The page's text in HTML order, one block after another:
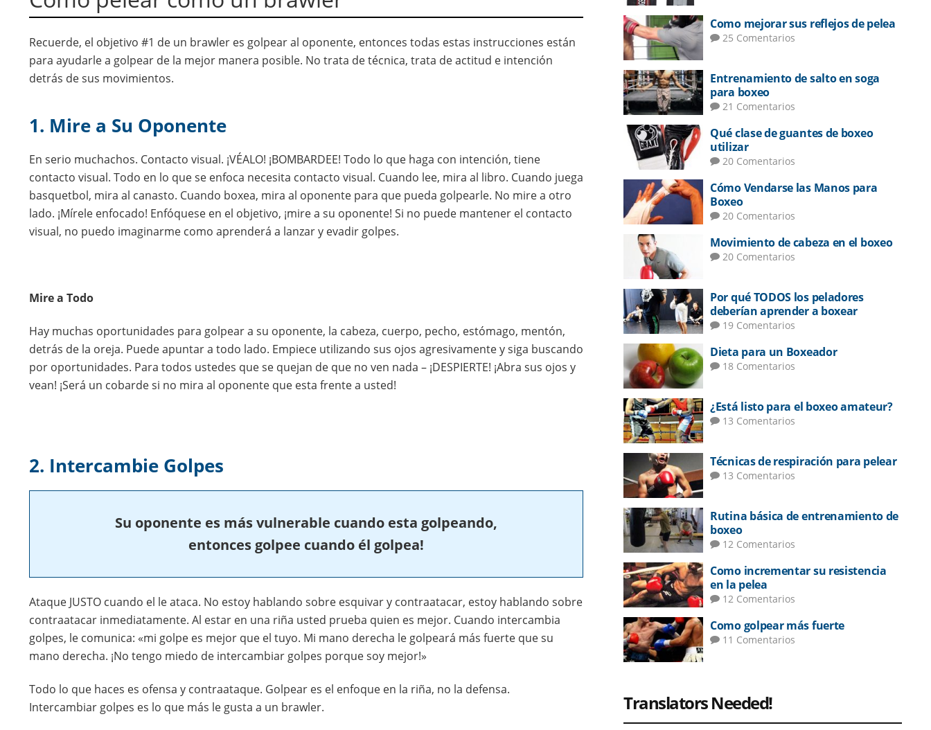
Recuerde, el objetivo #1 de un brawler es golpear al oponente, entonces todas estas instrucciones están
para ayudarle a golpear de la mejor manera posible. No trata de técnica, trata de actitud e intención
detrás de sus movimientos.
1. Mire a Su Oponente
En serio muchachos. Contacto visual. ¡VÉALO! ¡BOMBARDEE! Todo lo que haga con intención, tiene
contacto visual. Todo en lo que se enfoca necesita contacto visual. Cuando lee, mira al libro. Cuando juega
basquetbol, mira al canasto. Cuando boxea, mira al oponente para que pueda golpearle. No mire a otro
lado. ¡Mírele enfocado! Enfóquese en el objetivo, ¡mire a su oponente! Si no puede mantener el contacto
visual, no puedo imaginarme como aprenderá a lanzar y evadir golpes.
Mire a Todo
Hay muchas oportunidades para golpear a su oponente, la cabeza, cuerpo, pecho, estómago, mentón,
detrás de la oreja. Puede apuntar a todo lado. Empiece utilizando sus ojos agresivamente y siga buscando
por oportunidades. Para todos ustedes que se quejan de que no ven nada – ¡DESPIERTE! ¡Abra sus ojos y
vean! ¡Será un cobarde si no mira al oponente que esta frente a usted!
2. Intercambie Golpes
Su oponente es más vulnerable cuando esta golpeando,
entonces golpee cuando él golpea!
Ataque JUSTO cuando el le ataca. No estoy hablando sobre esquivar y contraatacar, estoy hablando sobre
contraatacar inmediatamente. Al estar en una riña usted prueba quien es mejor. Cuando intercambia
golpes, le comunica: «mi golpe es mejor que el tuyo. Mi mano derecha le golpeará más fuerte que su
mano derecha. ¡No tengo miedo de intercambiar golpes porque soy mejor!»
Todo lo que haces es ofensa y contraataque. Golpear es el enfoque en la riña, no la defensa.
Intercambiar golpes es lo que más le gusta a un brawler.
Como mejorar sus reflejos de pelea
25 Comentarios
Entrenamiento de salto en soga
para boxeo
21 Comentarios
Qué clase de guantes de boxeo
utilizar
20 Comentarios
Cómo Vendarse las Manos para
Boxeo
20 Comentarios
Movimiento de cabeza en el boxeo
20 Comentarios
Por qué TODOS los peladores
deberían aprender a boxear
19 Comentarios
Dieta para un Boxeador
18 Comentarios
¿Está listo para el boxeo amateur?
13 Comentarios
Técnicas de respiración para pelear
13 Comentarios
Rutina básica de entrenamiento de
boxeo
12 Comentarios
Como incrementar su resistencia
en la pelea
12 Comentarios
Como golpear más fuerte
11 Comentarios
Translators Needed!